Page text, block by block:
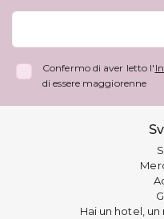
Confermo di aver letto l'
di essere maggiorenne
Hai un hotel,